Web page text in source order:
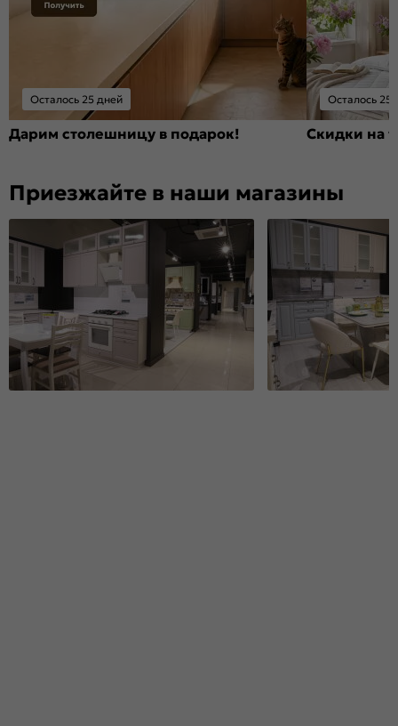
Осталось 25 дней
Дарим столешницу в подарок!
Осталось 25
Скидки на
Приезжайте в наши магазины